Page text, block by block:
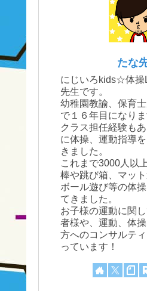
たな
にじいろkids☆体操
先生です。
幼稚園教諭、保育
で１６年目になりま
クラス担任経験も
に体操、運動指導
きました。
これまで3000人以
棒や跳び箱、マット
ボール遊び等の体
てきました。
お子様の運動に関
者様や、運動、体
方へのコンサルテ
っています！